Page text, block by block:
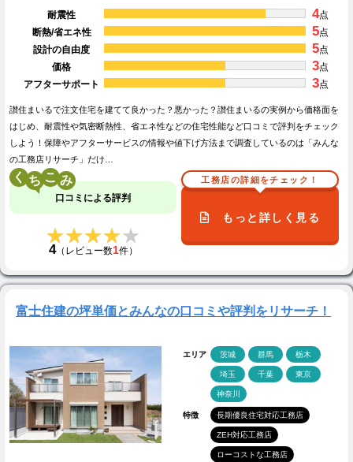
耐震性 4点
断熱/省エネ性
5点
設計の自由度
5点
価格
3点
アフターサポート
3点
讃住まいるで注文住宅を建てて良かった？悪かった？讃住まいるの実例から価格面を
はじめ、耐震性や気密断熱性、省エネ性などの住宅性能など口コミで評判をチェック
しよう！保障やアフターサービスの情報や値下げ方法まで調査しているのは「みんな
の工務店リサーチ」だけ…
く こ
口コミによる評判
★★★★★
★★★★★
4（レビュー数1件）
工務店の詳細をチェック！
もっと詳しく見る
富士住建の坪単価とみんなの口コミや評判をリサーチ！
エリア 茨城 群馬 栃木
埼玉 千葉 東京
神奈川
特徴 長期優良住宅対応工務店
ZEH対応工務店
ローコストな工務店